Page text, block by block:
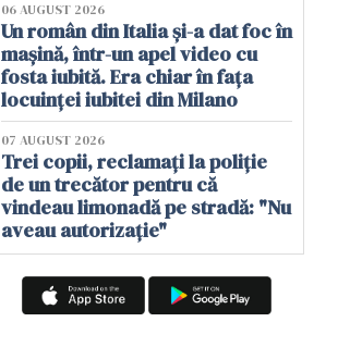
06 AUGUST 2026
Un român din Italia și-a dat foc în
mașină, într-un apel video cu
fosta iubită. Era chiar în fața
locuinței iubitei din Milano
07 AUGUST 2026
Trei copii, reclamați la poliție
de un trecător pentru că
vindeau limonadă pe stradă: "Nu
aveau autorizație"